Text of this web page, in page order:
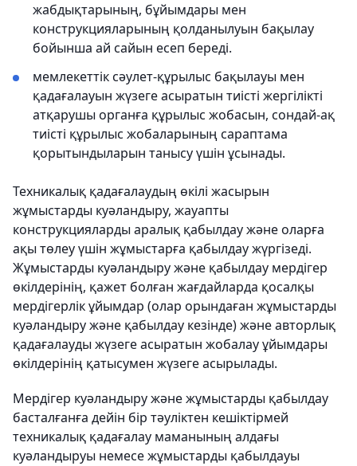
жабдықтарының, бұйымдары мен
конструкцияларының қолданылуын бақылау
бойынша ай сайын есеп береді.
мемлекеттік сәулет-құрылыс бақылауы мен
қадағалауын жүзеге асыратын тиісті жергілікті
атқарушы органға құрылыс жобасын, сондай-ақ
тиісті құрылыс жобаларының сараптама
қорытындыларын танысу үшін ұсынады.
Техникалық қадағалаудың өкілі жасырын
жұмыстарды куәландыру, жауапты
конструкцияларды аралық қабылдау және оларға
ақы төлеу үшін жұмыстарға қабылдау жүргізеді.
Жұмыстарды куәландыру және қабылдау мердігер
өкілдерінің, қажет болған жағдайларда қосалқы
мердігерлік ұйымдар (олар орындаған жұмыстарды
куәландыру және қабылдау кезінде) және авторлық
қадағалауды жүзеге асыратын жобалау ұйымдары
өкілдерінің қатысумен жүзеге асырылады.
Мердігер куәландыру және жұмыстарды қабылдау
басталғанға дейін бір тәуліктен кешіктірмей
техникалық қадағалау маманының алдағы
куәландыруы немесе жұмыстарды қабылдауы